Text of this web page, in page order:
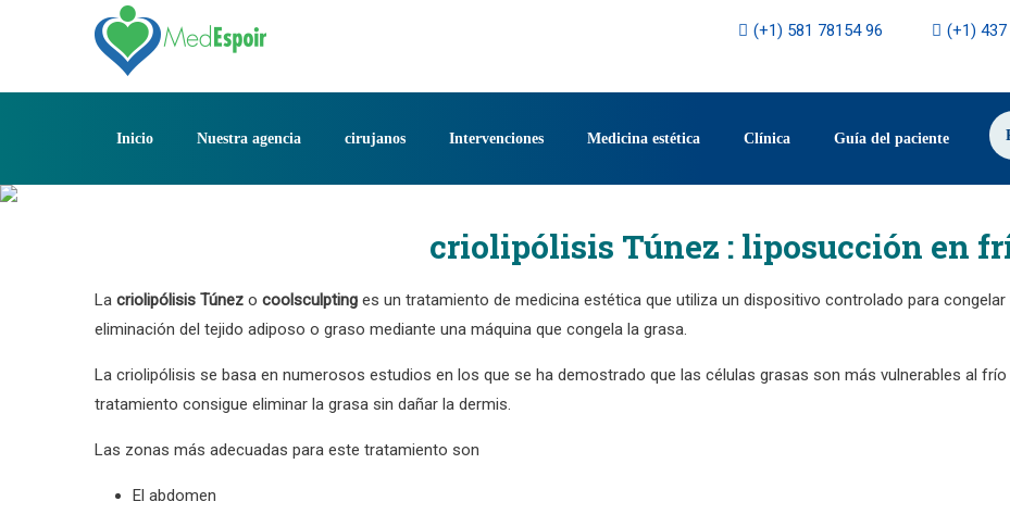
(+1) 581 78154 96 (+1)
Inicio Nuestra agencia cirujanos Intervenciones Medicina estética Clínica Guía del paciente
criolipólisis Túnez : liposucción en
La criolipólisis Túnez o coolsculpting es un tratamiento de medicina estética que utiliza un dispositivo controlado para
eliminación del tejido adiposo o graso mediante una máquina que congela la grasa.
La criolipólisis se basa en numerosos estudios en los que se ha demostrado que las células grasas son más vulnerables al
tratamiento consigue eliminar la grasa sin dañar la dermis.
Las zonas más adecuadas para este tratamiento son
El abdomen